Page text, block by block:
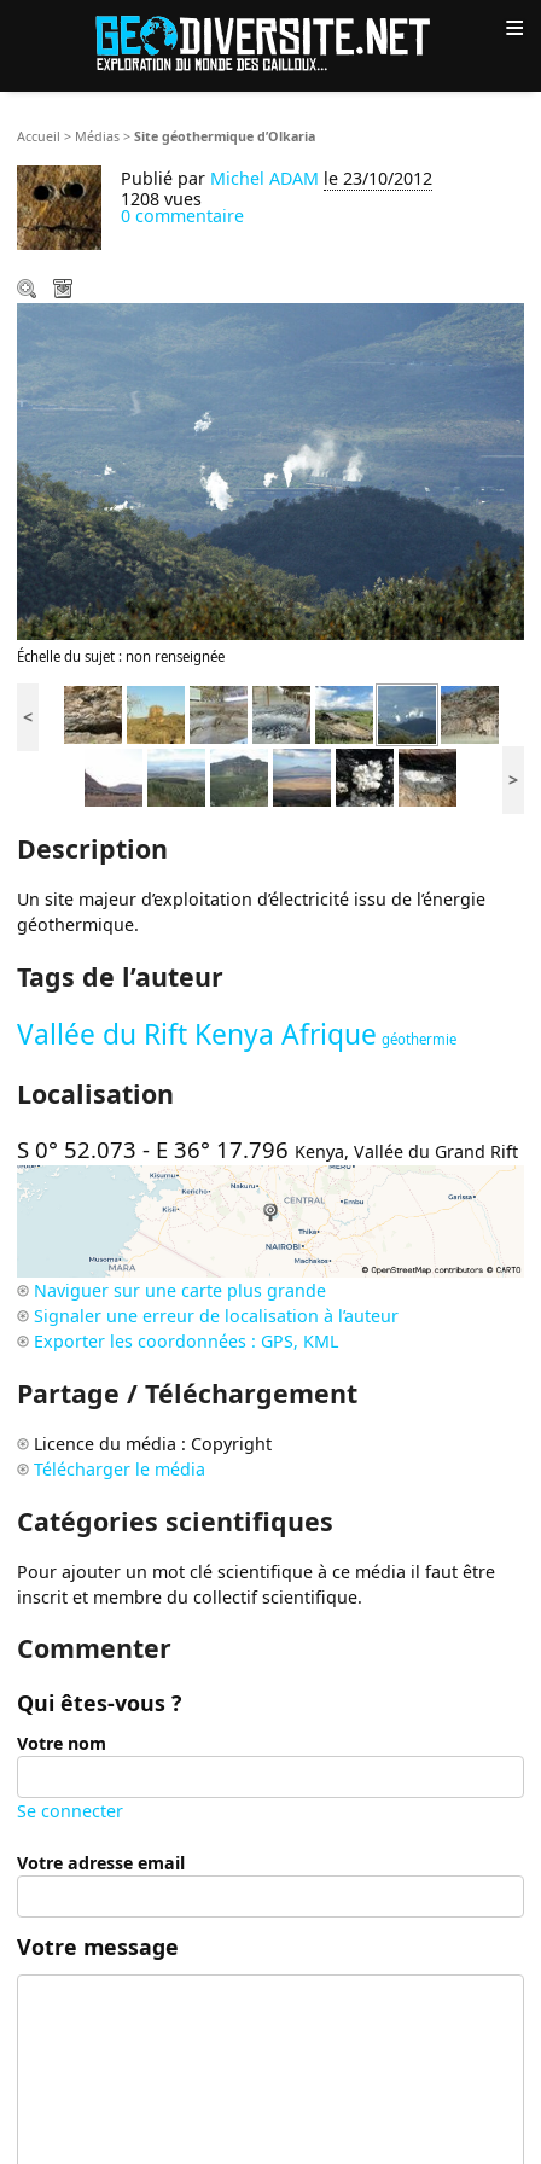
≡
Accueil > Médias >Site géothermique d’Olkaria
Publié par Michel ADAM le 23/10/2012
1208 vues
0 commentaire
Échelle du sujet : non renseignée
<
>
Description
Un site majeur d’exploitation d’électricité issu de l’énergie
géothermique.
Tags de l’auteur
Vallée du Rift Kenya Afrique géothermie
Localisation
S 0° 52.073 - E 36° 17.796 Kenya,Vallée du Grand Rift
Naviguer sur une carte plus grande
Signaler une erreur de localisation à l’auteur
Exporter les coordonnées : GPS, KML
Partage / Téléchargement
Licence du média : Copyright
Télécharger le média
Catégories scientifiques
Pour ajouter un mot clé scientifique à ce média il faut être
inscrit et membre du collectif scientifique.
Commenter
Qui êtes-vous ?
Votre nom
Se connecter
Votre adresse email
Votre message